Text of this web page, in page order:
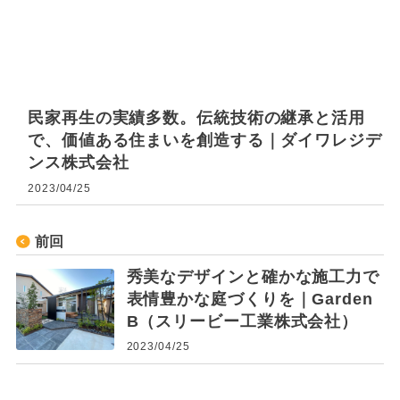
民家再生の実績多数。伝統技術の継承と活用
で、価値ある住まいを創造する｜ダイワレジデ
ンス株式会社
2023/04/25
前回
秀美なデザインと確かな施工力で
表情豊かな庭づくりを｜Garden
B（スリービー工業株式会社）
2023/04/25